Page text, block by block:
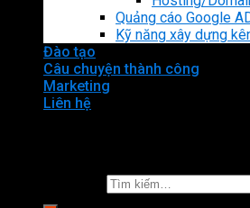
Quảng cáo Google
Kỹ năng xây dựng
Đào tạo
Câu chuyện thành công
Marketing
Liên hệ